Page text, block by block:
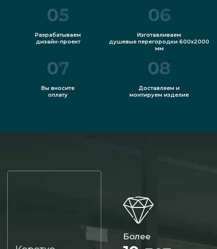
05
Разрабатываем
дизайн-проект
06
Изготавливаем
душевые перегородки 600х2000
мм
07
Вы вносите
оплату
08
Доставляем и
монтируем изделие
Более